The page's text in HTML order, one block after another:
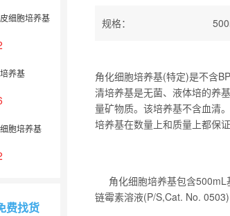
细胞培养基
养基
胞培养基
费找货
规格：
角化细胞培养基(特定)是不含
清培养基是无菌、液体培的养
量矿物质。该培养基不含血清
培养基在数量上和质量上都保
角化细胞培养基包含500mL
链霉素溶液(P/S,Cat. No. 0503)